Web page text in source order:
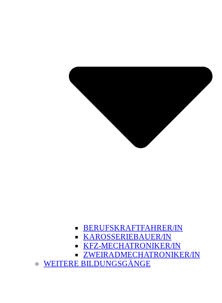
BERUFSKRAFTFAHRER/IN
KAROSSERIEBAUER/IN
KFZ-MECHATRONIKER/IN
ZWEIRADMECHATRONIKER/IN
WEITERE BILDUNGSGÄNGE